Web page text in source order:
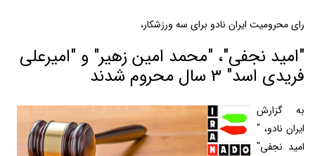
رای محرومیت ایران نادو برای سه ورزشکار،
"امید نجفی"، "محمد امین زهیر" و "امیرعلی
فریدی اسد" 3 سال محروم شدند
به گزارش
ایران نادو، "
امید نجفی"